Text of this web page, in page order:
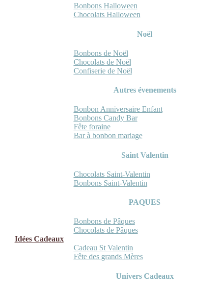
Bonbons Halloween
Chocolats Halloween
Noël
Bonbons de Noël
Chocolats de Noël
Confiserie de Noël
Autres évenements
Bonbon Anniversaire Enfant
Bonbons Candy Bar
Fête foraine
Bar à bonbon mariage
Saint Valentin
Chocolats Saint-Valentin
Bonbons Saint-Valentin
PAQUES
Bonbons de Pâques
Chocolats de Pâques
Idées Cadeaux
Cadeau St Valentin
Fête des grands Mères
Univers Cadeaux